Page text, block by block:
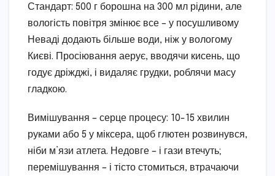
Стандарт: 500 г борошна на 300 мл рідини, але
вологість повітря змінює все – у посушливому
Неваді додають більше води, ніж у вологому
Києві. Просіювання аерує, вводячи кисень, що
годує дріжджі, і видаляє грудки, роблячи масу
гладкою.
Вимішування – серце процесу: 10-15 хвилин
руками або 5 у міксера, щоб глютен розвинувся,
ніби м’язи атлета. Недовге – і гази втечуть;
перемішування – і тісто стомиться, втрачаючи